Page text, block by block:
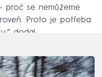
proč se nemůžeme
Proto je potřeba
dodal.